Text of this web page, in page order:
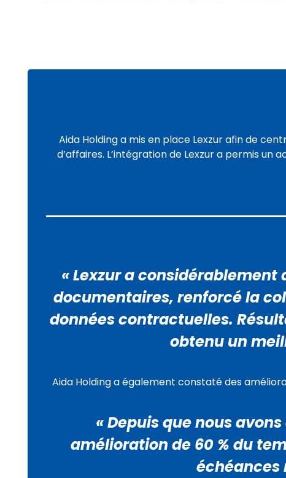
Aida Holding a mis en place Lexzur afin de
d’affaires. L’intégration de Lexzur a permis
« Lexzur a
documentaires, renforcé la
données contractuelles.
obtenu un
Aida Holding a également constaté des
« Depuis que nous
amélioration de 60 % du
échéances